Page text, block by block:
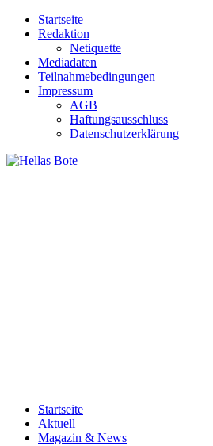
Zum
Inhalt
Startseite
Redaktion
Netiquette
Mediadaten
Teilnahmebedingungen
Impressum
AGB
Haftungsausschluss
Datenschutzerklärung
Startseite
Aktuell
Magazin & News